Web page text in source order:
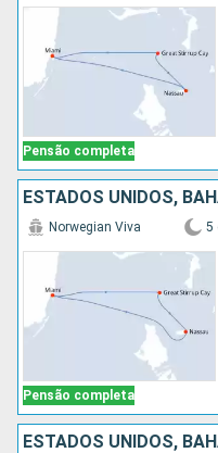
Pensão completa
ESTADOS UNIDOS,
Pensão completa
Norwegian Viva 5
ESTADOS UNIDOS,